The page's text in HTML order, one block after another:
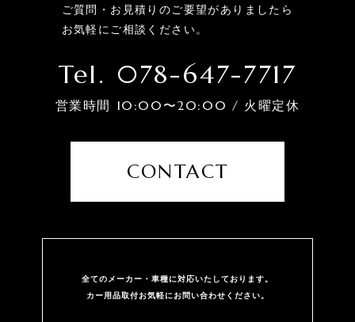
ご質問・お見積りのご要望がありましたら
お気軽にご相談ください。
Tel. 078-647-7717
営業時間 10:00〜20:00 / 火曜定休
CONTACT
全てのメーカー・⾞種に対応いたしております。
カー用品取付お気軽にお問い合わせください。